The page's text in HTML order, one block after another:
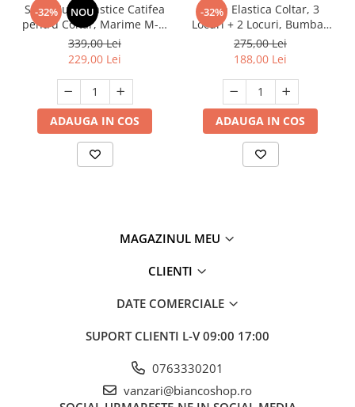
-32% NOU
Set 2 Huse Elastice Catifea
pentru Coltar, Marime M-L,
Gri Deschis
339,00 Lei
229,00 Lei
ADAUGA IN COS
-32%
Husa Elastica Coltar, 3
Locuri + 2 Locuri, Bumbac
Elasticizat + Fata perna
275,00 Lei
188,00 Lei
ADAUGA IN COS
MAGAZINUL MEU
CLIENTI
DATE COMERCIALE
SUPORT CLIENTI L-V 09:00 17:00
0763330201
vanzari@biancoshop.ro